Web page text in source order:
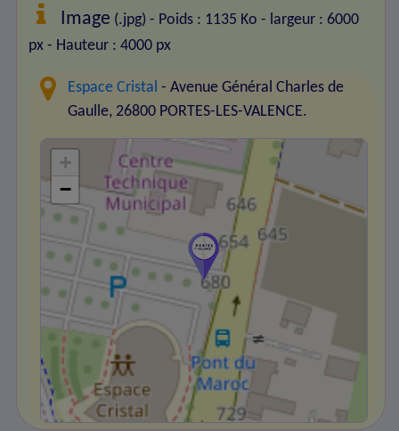
Image (.jpg) - Poids : 1135 Ko - largeur : 6000
px - Hauteur : 4000 px
Espace Cristal - Avenue Général Charles de
Gaulle, 26800 PORTES-LES-VALENCE.
+
−